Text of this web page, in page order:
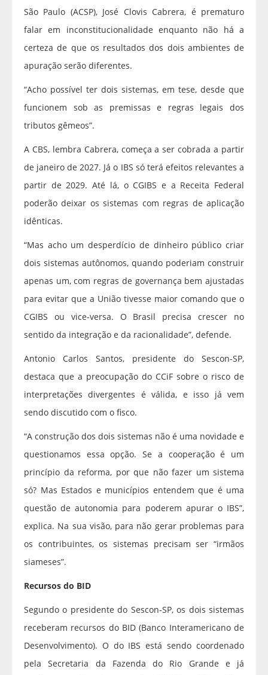
São Paulo (ACSP), José Clovis Cabrera, é prematuro
falar em inconstitucionalidade enquanto não há a
certeza de que os resultados dos dois ambientes de
apuração serão diferentes.
“Acho possível ter dois sistemas, em tese, desde que
funcionem sob as premissas e regras legais dos
tributos gêmeos”.
A CBS, lembra Cabrera, começa a ser cobrada a partir
de janeiro de 2027. Já o IBS só terá efeitos relevantes a
partir de 2029. Até lá, o CGIBS e a Receita Federal
poderão deixar os sistemas com regras de aplicação
idênticas.
“Mas acho um desperdício de dinheiro público criar
dois sistemas autônomos, quando poderiam construir
apenas um, com regras de governança bem ajustadas
para evitar que a União tivesse maior comando que o
CGIBS ou vice-versa. O Brasil precisa crescer no
sentido da integração e da racionalidade”, defende.
Antonio Carlos Santos, presidente do Sescon-SP,
destaca que a preocupação do CCiF sobre o risco de
interpretações divergentes é válida, e isso já vem
sendo discutido com o fisco.
“A construção dos dois sistemas não é uma novidade e
questionamos essa opção. Se a cooperação é um
princípio da reforma, por que não fazer um sistema
só? Mas Estados e municípios entendem que é uma
questão de autonomia para poderem apurar o IBS”,
explica. Na sua visão, para não gerar problemas para
os contribuintes, os sistemas precisam ser “irmãos
siameses”.
Recursos do BID
Segundo o presidente do Sescon-SP, os dois sistemas
receberam recursos do BID (Banco Interamericano de
Desenvolvimento). O do IBS está sendo coordenado
pela Secretaria da Fazenda do Rio Grande e já